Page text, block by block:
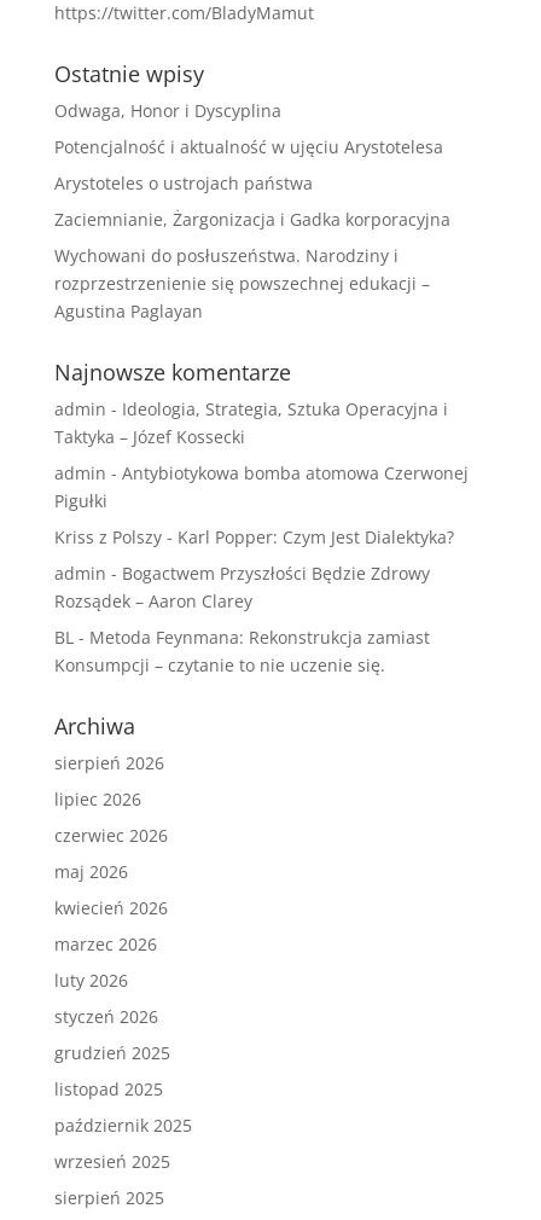
https://twitter.com/BladyMamut
Ostatnie wpisy
Odwaga, Honor i Dyscyplina
Potencjalność i aktualność w ujęciu Arystotelesa
Arystoteles o ustrojach państwa
Zaciemnianie, Żargonizacja i Gadka korporacyjna
Wychowani do posłuszeństwa. Narodziny i
rozprzestrzenienie się powszechnej edukacji –
Agustina Paglayan
Najnowsze komentarze
admin - Ideologia, Strategia, Sztuka Operacyjna i
Taktyka – Józef Kossecki
admin - Antybiotykowa bomba atomowa Czerwonej
Pigułki
Kriss z Polszy- Karl Popper: Czym Jest Dialektyka?
admin - Bogactwem Przyszłości Będzie Zdrowy
Rozsądek – Aaron Clarey
BL- Metoda Feynmana: Rekonstrukcja zamiast
Konsumpcji – czytanie to nie uczenie się.
Archiwa
sierpień 2026
lipiec 2026
czerwiec 2026
maj 2026
kwiecień 2026
marzec 2026
luty 2026
styczeń 2026
grudzień 2025
listopad 2025
październik 2025
wrzesień 2025
sierpień 2025